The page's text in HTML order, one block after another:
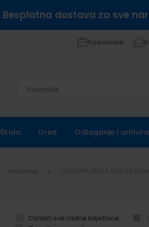
Besplatna dostava za sve
Poslovnice
Škola Ured Odlaganje i
Naslovna
Označi sve radne bilježnice